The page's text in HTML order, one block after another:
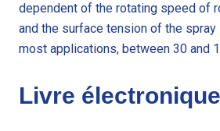
dependent of the rotating speed of
and the surface tension of the spray
most applications, between 30 and
Livre